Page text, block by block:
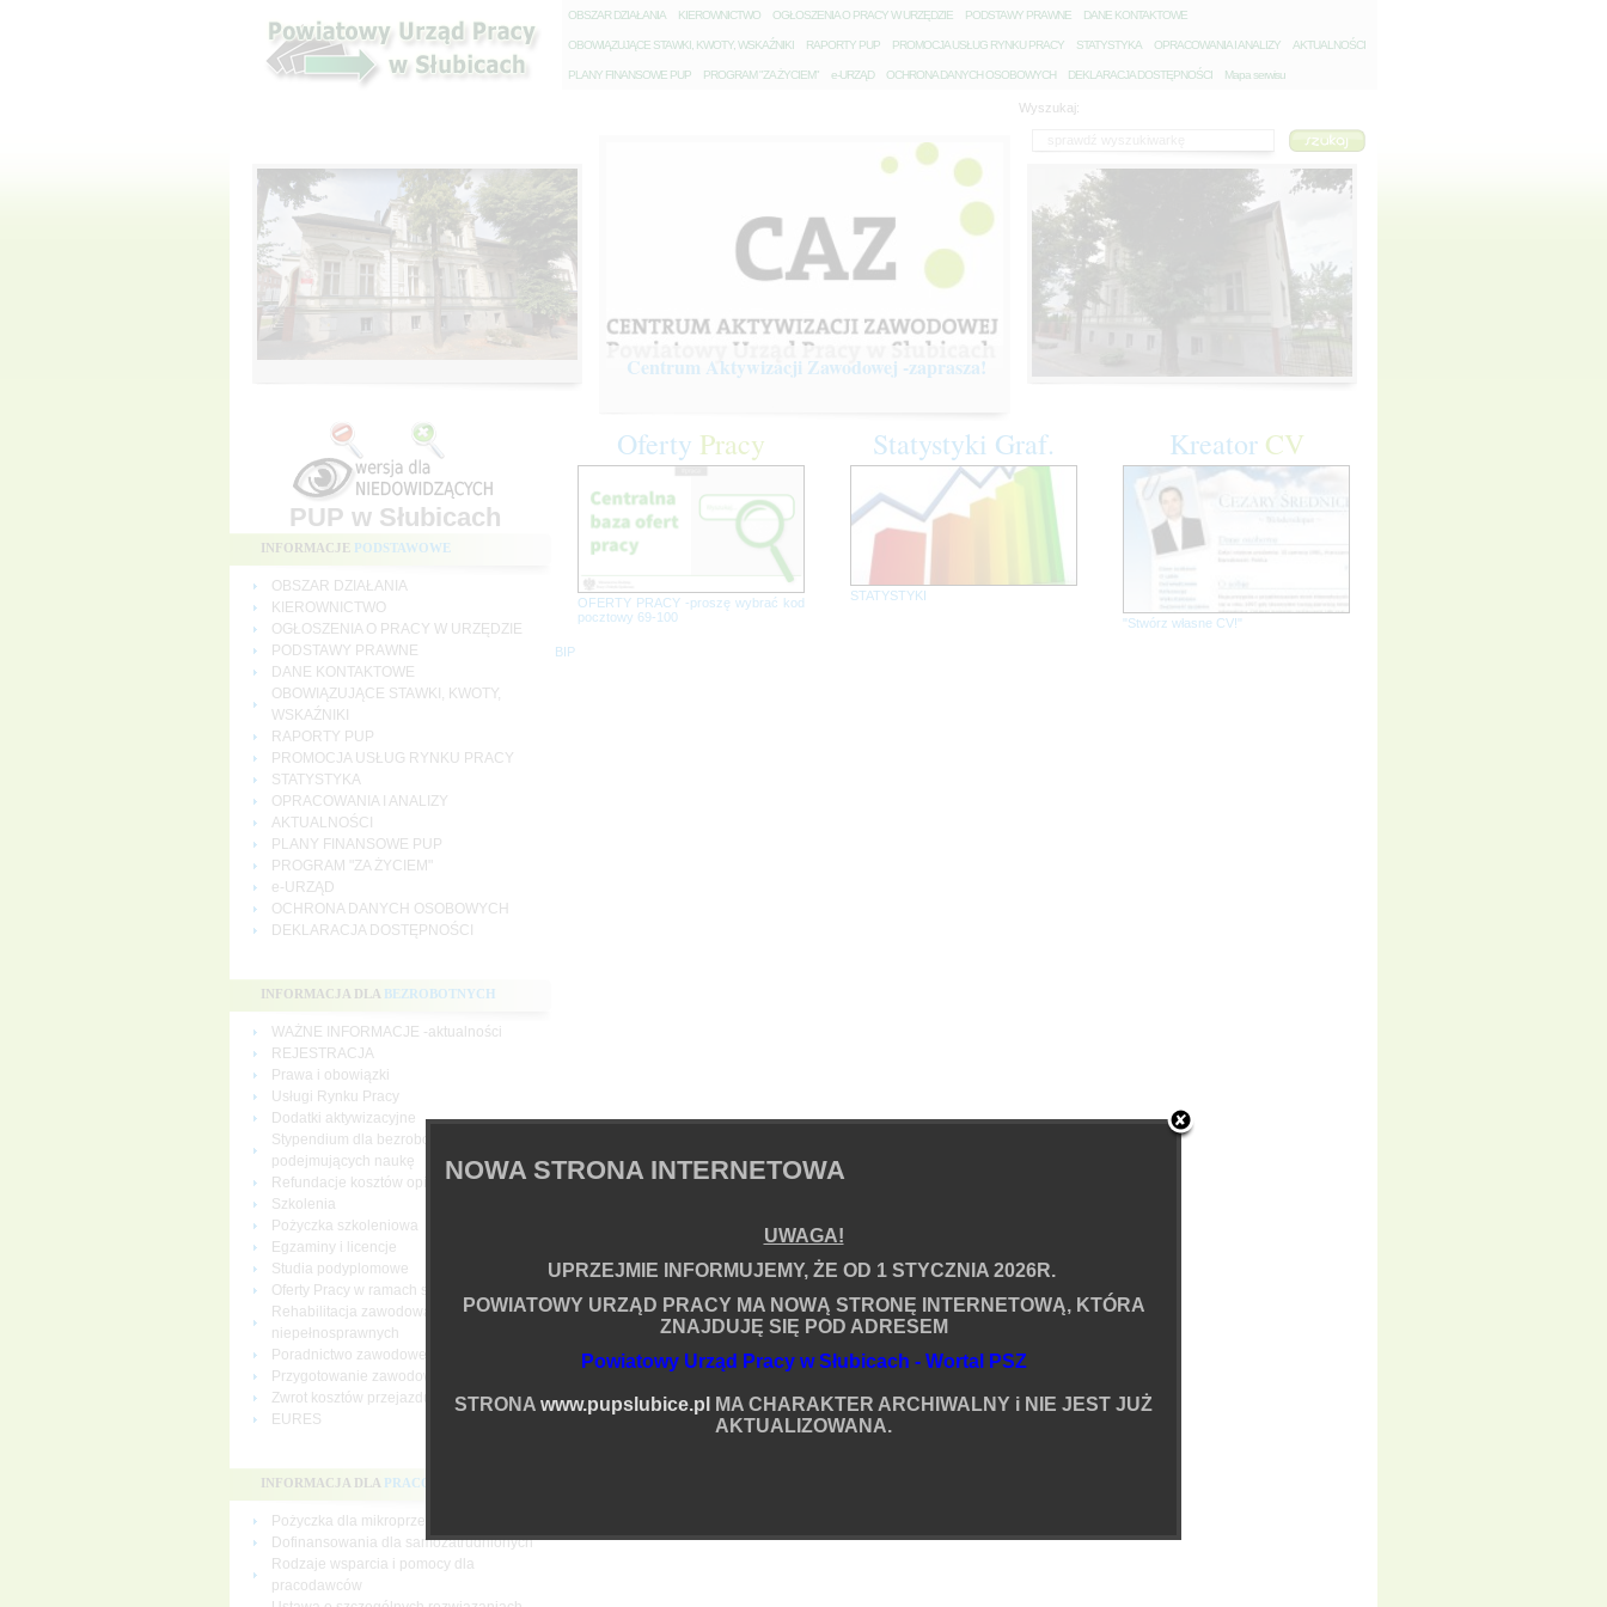
OBSZAR DZIAŁANIA KIEROWNICTWO OGŁOSZENIA O PRACY W URZĘDZIE PODSTAWY PRAWNE DANE KONTAKTOWE
OBOWIĄZUJĄCE STAWKI, KWOTY, WSKAŹNIKI RAPORTY PUP PROMOCJA USŁUG RYNKU PRACY STATYSTYKA OPRACOWANIA I ANALIZY AKTUALNOŚCI
PLANY FINANSOWE PUP PROGRAM "ZA ŻYCIEM" e-URZĄD OCHRONA DANYCH OSOBOWYCH DEKLARACJA DOSTĘPNOŚCI Mapa serwisu
Wyszukaj:
Centrum Aktywizacji Zawodowej -zaprasza!
PUP w Słubicach
INFORMACJE PODSTAWOWE
OBSZAR DZIAŁANIA
KIEROWNICTWO
OGŁOSZENIA O PRACY W URZĘDZIE
PODSTAWY PRAWNE
DANE KONTAKTOWE
OBOWIĄZUJĄCE STAWKI, KWOTY,
WSKAŹNIKI
RAPORTY PUP
PROMOCJA USŁUG RYNKU PRACY
STATYSTYKA
OPRACOWANIA I ANALIZY
AKTUALNOŚCI
PLANY FINANSOWE PUP
PROGRAM "ZA ŻYCIEM"
e-URZĄD
OCHRONA DANYCH OSOBOWYCH
DEKLARACJA DOSTĘPNOŚCI
INFORMACJA DLA BEZROBOTNYCH
WAŻNE INFORMACJE -aktualności
REJESTRACJA
Prawa i obowiązki
Usługi Rynku Pracy
Dodatki aktywizacyjne
Stypendium dla bezrobotnych
podejmujących naukę
Refundacje kosztów opieki nad dzieckiem
Szkolenia
Pożyczka szkoleniowa
Egzaminy i licencje
Studia podyplomowe
Oferty Pracy w ramach sieci EURES
Rehabilitacja zawodowa osób
niepełnosprawnych
Poradnictwo zawodowe
Przygotowanie zawodowe dorosłych
Zwrot kosztów przejazdu i zakwaterowania
EURES
INFORMACJA DLA PRACODAWCÓW
Pożyczka dla mikroprzedsiębiorców
Dofinansowania dla samozatrudnionych
Rodzaje wsparcia i pomocy dla
pracodawców
Oferty Pracy
OFERTY PRACY -proszę wybrać kod
pocztowy 69-100
Statystyki Graf.
STATYSTYKI
Kreator CV
"Stwórz własne CV!"
BIP
NOWA STRONA INTERNETOWA
UWAGA!
UPRZEJMIE INFORMUJEMY, ŻE OD 1 STYCZNIA 2026R.
POWIATOWY URZĄD PRACY MA NOWĄ STRONĘ INTERNETOWĄ, KTÓRA
ZNAJDUJĘ SIĘ POD ADRESEM
Powiatowy Urząd Pracy w Słubicach - Wortal PSZ
STRONA www.pupslubice.pl
MA CHARAKTER ARCHIWALNY i NIE JEST JUŻ
AKTUALIZOWANA.